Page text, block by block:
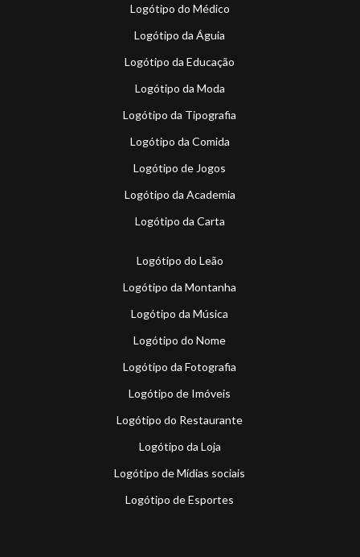
Logótipo do Médico
Logótipo da Águia
Logótipo da Educação
Logótipo da Moda
Logótipo da Tipografia
Logótipo da Comida
Logótipo de Jogos
Logótipo da Academia
Logótipo da Carta
Logótipo do Leão
Logótipo da Montanha
Logótipo da Música
Logótipo do Nome
Logótipo da Fotografia
Logótipo de Imóveis
Logótipo do Restaurante
Logótipo da Loja
Logótipo de Mídias sociais
Logótipo de Esportes